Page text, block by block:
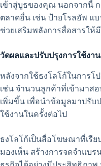
เข้าสู่บูธของคุณ นอกจากนี้
ตลาดอื่น เช่น ป้ายโรลอัพ แ
ช่วยเสริมพลังการสื่อสารใ
วัดผลและปรับปรุงการใช้งาน
หลังจากใช้ธงโลโก้ในการโ
เช่น จำนวนลูกค้าที่เข้ามาส
เพิ่มขึ้น เพื่อนำข้อมูลมาปรับ
ใช้งานในครั้งต่อไป
ธงโลโก้เป็นสื่อโฆษณาที่เรีย
มองเห็น สร้างการจดจำแบ